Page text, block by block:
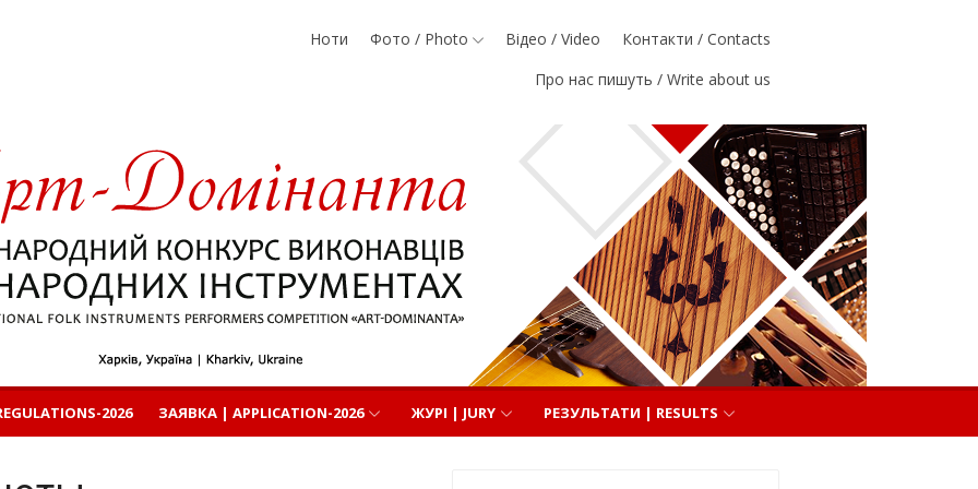
Ноти Фото / Photo Відео / Video
Контакти / Contacts
Про нас пишуть / Write about us
2026 ЗАЯВКА | APPLICATION-2026 ЖУРІ | JURY РЕЗУЛЬТАТИ | RESULTS